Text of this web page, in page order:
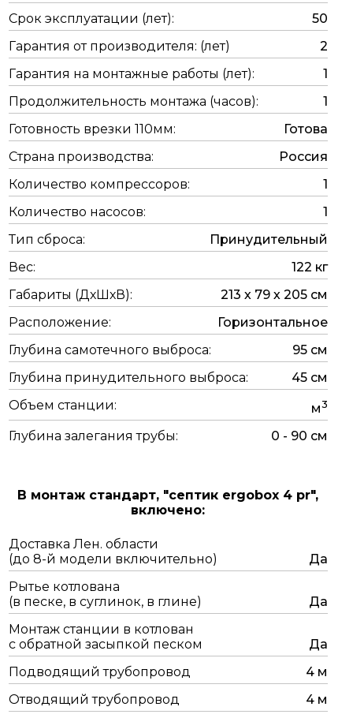
Срок эксплуатации (лет):
50
Гарантия от производителя: (лет)
2
Гарантия на монтажные работы (лет):
1
Продолжительность монтажа (часов):
1
Готовность врезки 110мм:
Готова
Страна производства:
Россия
Количество компрессоров:
1
Количество насосов:
1
Тип сброса:
Принудительный
Вес:
122 кг
Габариты (ДхШхВ):
213 х 79 х 205 см
Расположение:
Горизонтальное
Глубина самотечного выброса:
95 см
Глубина принудительного выброса:
45 см
Объем станции:
м3
Глубина залегания трубы: 0 - 90 см
В монтаж стандарт, "септик ergobox 4 pr",
включено:
Доставка Лен. области
(до 8-й модели включительно)
Да
Рытье котлована
(в песке, в суглинок, в глине)
Да
Монтаж станции в котлован
с обратной засыпкой песком
Да
Подводящий трубопровод
4 м
Отводящий трубопровод
4 м